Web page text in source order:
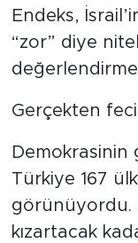
Endeks,
“zor” diye
Gerçekten feci
Demokrasinin
Türkiye 167
görünüyordu.
kızartacak